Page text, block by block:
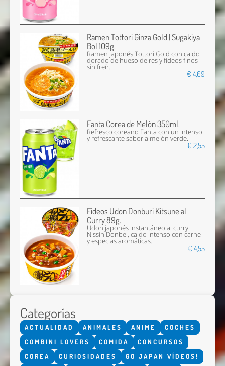
Ramen Tottori Ginza Gold | Sugakiya
Bol 109g.
Ramen japonés Tottori Gold con caldo
dorado de hueso de res y fideos finos
sin freír.
€ 4,69
Fanta Corea de Melón 350ml.
Refresco coreano Fanta con un intenso
y refrescante sabor a melón verde.
€ 2,55
Fideos Udon Donburi Kitsune al
Curry 89g.
Udon japonés instantáneo al curry
Nissin Donbei, caldo intenso con carne
y especias aromáticas.
€ 4,55
Categorías
ACTUALIDAD ANIMALES ANIME
COCHES
COMBINI LOVERS
COMIDA
CONCURSOS
COREA
CURIOSIDADES
GO JAPAN VÍDEOS!